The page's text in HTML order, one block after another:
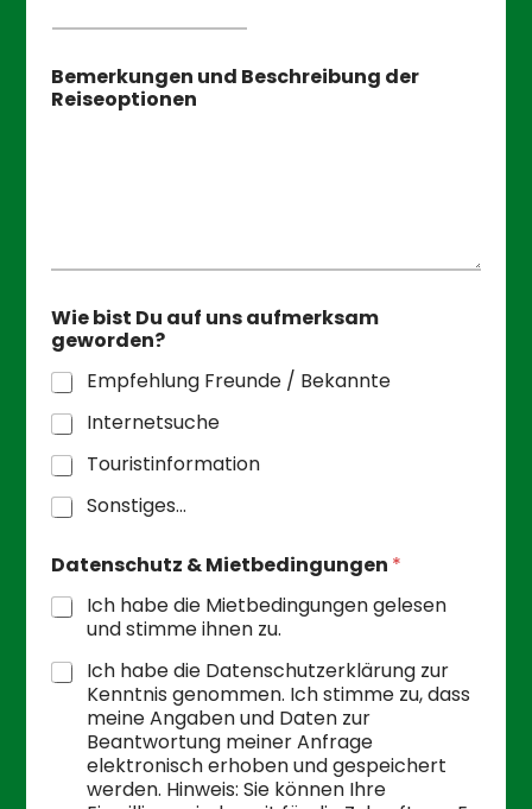
u
f
k
a
m
O
r
t
Bemerkungen und Beschreibung der
Reiseoptionen
Wie bist Du auf uns aufmerksam
geworden?
Empfehlung Freunde / Bekannte
Internetsuche
Touristinformation
Sonstiges...
Datenschutz & Mietbedingungen *
Ich habe die Mietbedingungen gelesen
und stimme ihnen zu.
Ich habe die Datenschutzerklärung zur
Kenntnis genommen. Ich stimme zu, dass
meine Angaben und Daten zur
Beantwortung meiner Anfrage
elektronisch erhoben und gespeichert
werden. Hinweis: Sie können Ihre